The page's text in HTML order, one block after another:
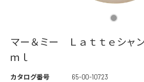
マー＆ミー Ｌａｔｔｅシャ
ｍｌ
カタログ番号
65-00-10723